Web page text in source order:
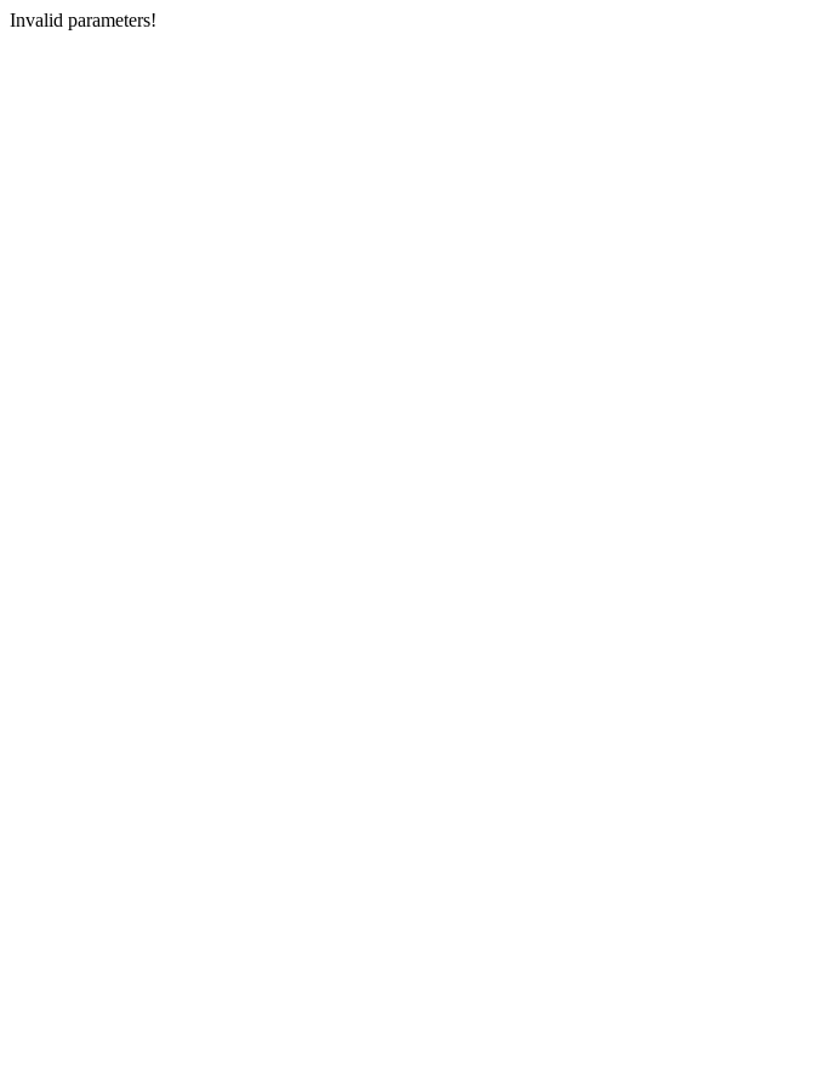
Invalid parameters!